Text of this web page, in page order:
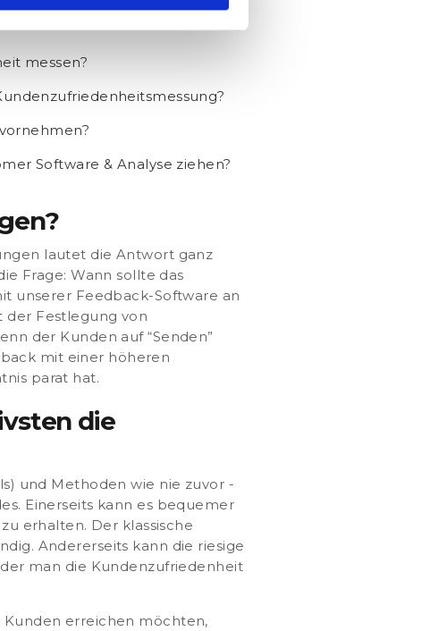
messen?
Software & Analyse ziehen?
lautet die Antwort ganz
Frage:Wann sollte das
unserer Feedback-Software an
der Festlegung von
der Kunden auf “Senden”
mit einer höheren
parat hat.
die
und Methoden wie nie zuvor -
Einerseits kann es bequemer
erhalten. Der klassische
Andererseits kann die riesige
man die Kundenzufriedenheit
Kunden erreichen möchten,